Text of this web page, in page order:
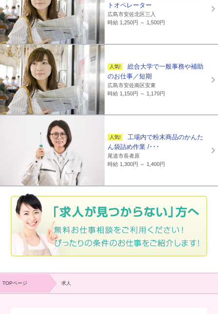
トオペレーター
広島市安佐北区三入
時給 1,250円 ～ 1,500円
総合大学で一般事務や補助
のお仕事／短期
広島市安佐南区安東
時給 1,150円 ～ 1,170円
工場内で粉末商品のかんた
ん袋詰め作業 /･･･
尾道市長者原
時給 1,300円 ～ 1,400円
TOPページ 求人